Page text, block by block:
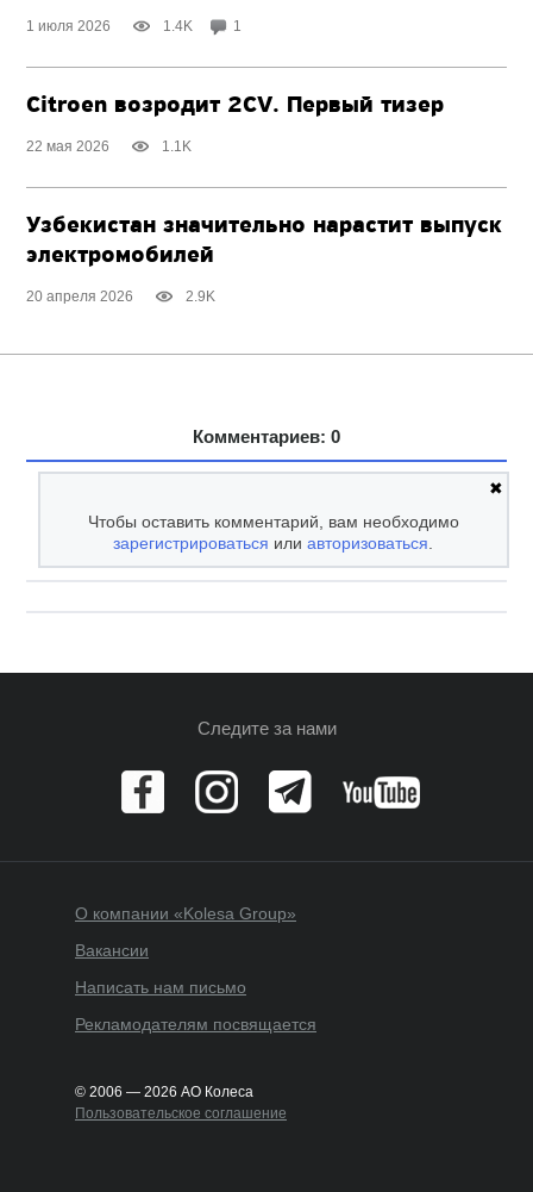
1 июля 2026 1.4K 1
Citroen возродит 2CV. Первый тизер
22 мая 2026 1.1K
Узбекистан значительно нарастит выпуск
электромобилей
20 апреля 2026 2.9K
Комментариев: 0
✖
Чтобы оставить комментарий, вам необходимо
зарегистрироваться илиавторизоваться
Следите за нами
О компании «Kolesa Group»
Вакансии
Написать нам письмо
Рекламодателям посвящается
© 2006 — 2026 АО Колеса
Пользовательское соглашение